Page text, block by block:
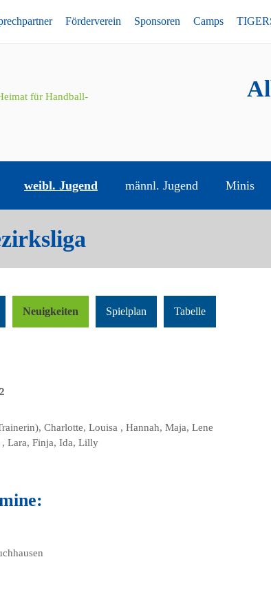
Förderverein Sponsoren Camps
weibl. Jugend männl. Jugend Minis
Neuigkeiten Spielplan Tabelle
Charlotte, Louisa , Hannah, Maja, Lene
, Lara, Finja, Ida, Lilly